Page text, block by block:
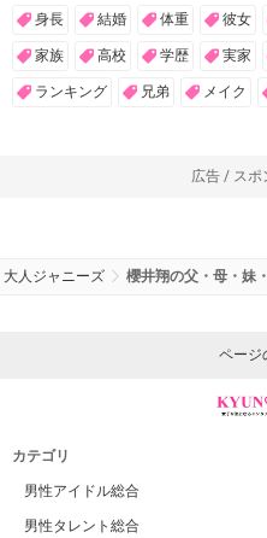
身長 結婚 体重 彼女
家族 高校 学歴 実家
ランキング 兄弟 メイク
広告 / スポ
大人ジャニーズ 櫻井翔の父・母・妹
ページ
カテゴリ
男性アイドル総合
男性タレント総合